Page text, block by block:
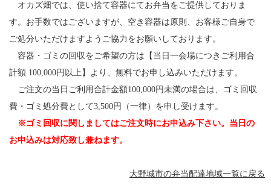
オカズ畑では、使い捨て容器にてお弁当をご提供しておりま
す。お手数ではございますが、空き容器は原則、お客様ご自身で
ご処分いただけますようご協力をお願いしております。
容器・ゴミの回収をご希望の方は【当日一会場につきご利用合
計額 100,000円以上】より、無料でお申し込みいただけます。
ご注文の当日ご利用合計金額100,000円未満の場合は、ゴミ回収
費・ゴミ処分費として3,500円（一律）を申し受けます。
※ゴミ回収に関しましてはご注文時にお申込み下さい。当日の
お申込みは対応致し兼ねます。
大野城市の弁当配達地域一覧に戻る